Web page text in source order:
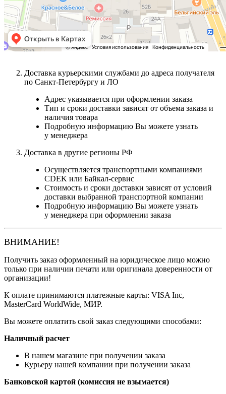
Доставка курьерскими службами до адреса получателя
по Санкт-Петербургу и ЛО
Адрес указывается при оформлении заказа
Тип и сроки доставки зависят от объема заказа и
наличия товара
Подробную информацию Вы можете узнать
у менеджера
Доставка в другие регионы РФ
Осуществляется транспортными компаниями
CDEK или Байкал-сервис
Стоимость и сроки доставки зависят от условий
доставки выбранной транспортной компании
Подробную информацию Вы можете узнать
у менеджера при оформлении заказа
ВНИМАНИЕ!
Получить заказ оформленный на юридическое лицо можно
только при наличии печати или оригинала доверенности от
организации!
К оплате принимаются платежные карты: VISA Inc,
MasterCard WorldWide, МИР.
Вы можете оплатить свой заказ следующими способами:
Наличный расчет
В нашем магазине при получении заказа
Курьеру нашей компании при получении заказа
Банковской картой (комиссия не взымается)